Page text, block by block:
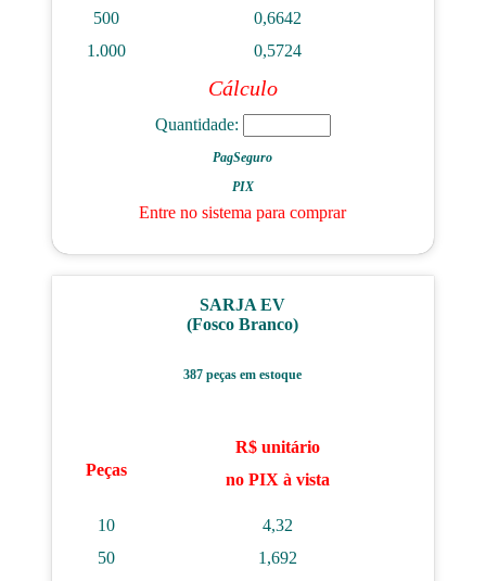
500
0,6642
1.000
0,5724
Cálculo
Quantidade:
PagSeguro
PIX
Entre no sistema para comprar
SARJA EV
(Fosco Branco)
387 peças em estoque
Peças
R$ unitário
no PIX à vista
10
4,32
50
1,692